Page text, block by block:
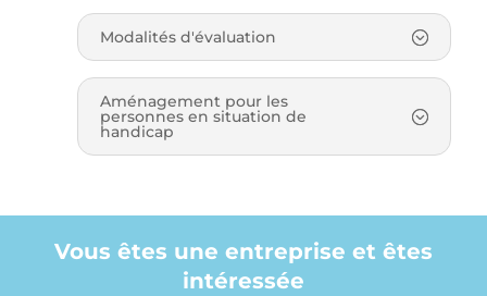
Modalités d'évaluation
Aménagement pour les
personnes en situation de
handicap
Vous êtes une entreprise et êtes
intéressée